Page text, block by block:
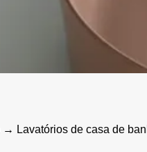
→ Lavatórios de casa de